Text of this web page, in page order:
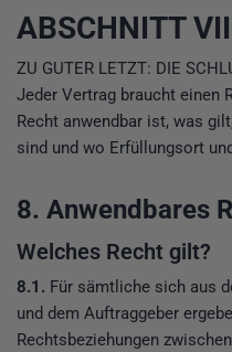
ABSCHNITT VII
ZU GUTER LETZT: DIE
Jeder Vertrag braucht einen
Recht anwendbar ist, was
sind und wo Erfüllungsort
8. Anwendbares
Welches Recht gilt?
8.1. Für sämtliche sich aus
und dem Auftraggeber
Rechtsbeziehungen